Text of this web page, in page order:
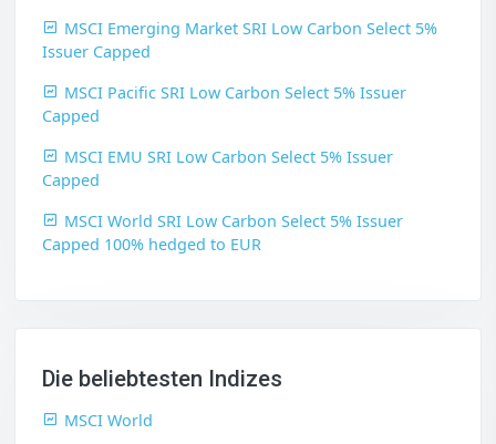
MSCI Emerging Market SRI Low Carbon Select 5%
Issuer Capped
MSCI Pacific SRI Low Carbon Select 5% Issuer
Capped
MSCI EMU SRI Low Carbon Select 5% Issuer
Capped
MSCI World SRI Low Carbon Select 5% Issuer
Capped 100% hedged to EUR
Die beliebtesten Indizes
MSCI World